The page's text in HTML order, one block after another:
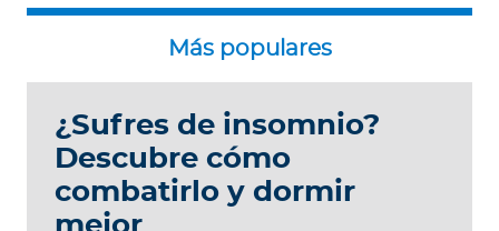
¿Sufres de insomnio?
Descubre cómo
combatirlo y dormir